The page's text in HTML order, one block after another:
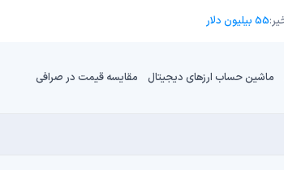
55 بیلیون دلار
ماشین حساب ارزهای دیجیتال مقایسه قیمت در صرافی